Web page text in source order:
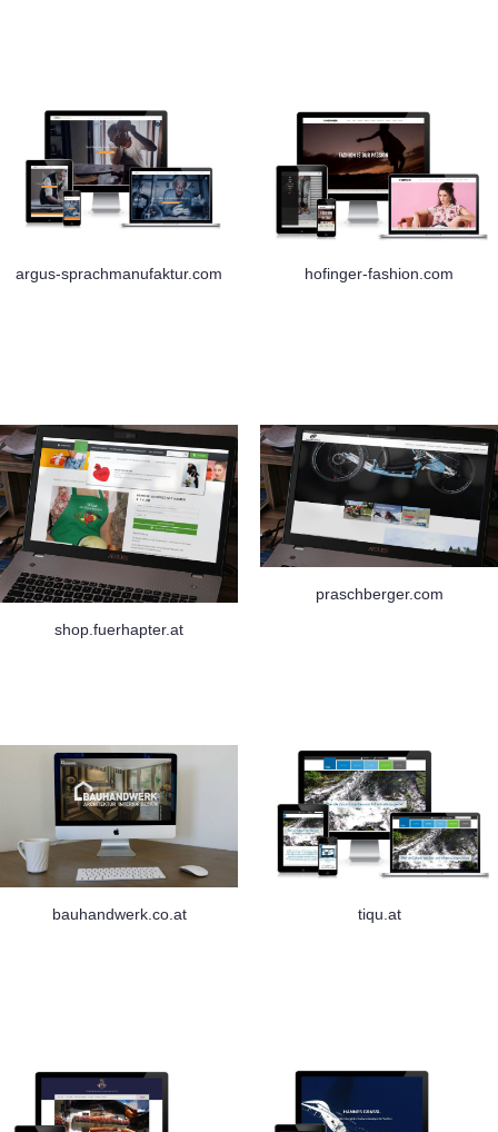
argus-sprachmanufaktur.com hofinger-fashion.com
shop.fuerhapter.at
praschberger.com
bauhandwerk.co.at tiqu.at